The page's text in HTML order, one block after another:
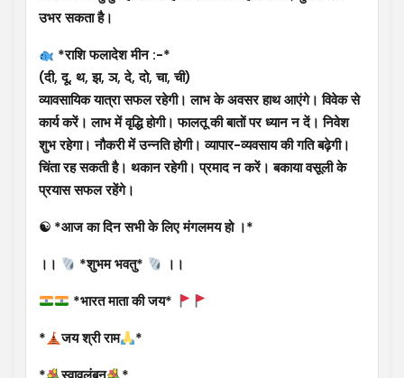
उभर सकता है।
*राशि फलादेश मीन :-*
(दी, दू, थ, झ, ञ, दे, दो, चा, ची)
व्यावसायिक यात्रा सफल रहेगी। लाभ के अवसर हाथ आएंगे। विवेक से
कार्य करें। लाभ में वृद्धि होगी। फालतू की बातों पर ध्यान न दें। निवेश
शुभ रहेगा। नौकरी में उन्नति होगी। व्यापार-व्यवसाय की गति बढ़ेगी।
चिंता रह सकती है। थकान रहेगी। प्रमाद न करें। बकाया वसूली के
प्रयास सफल रहेंगे।
☯ *आज का दिन सभी के लिए मंगलमय हो ।*
।। *शुभम भवतु* ।।
*भारत माता की जय*
* जय श्री राम *